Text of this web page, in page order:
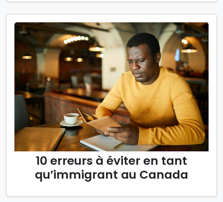
10 erreurs à éviter en tant
qu’immigrant au Canada